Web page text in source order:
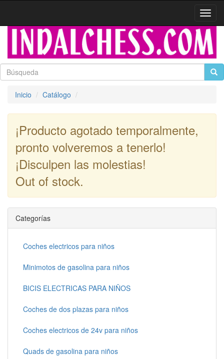
Inicio Catálogo
¡Producto agotado temporalmente,
pronto volveremos a tenerlo!
¡Disculpen las molestias!
Out of stock.
Categorías
Coches electricos para niños
Minimotos de gasolina para niños
BICIS ELECTRICAS PARA NIÑOS
Coches de dos plazas para niños
Coches electricos de 24v para niños
Quads de gasolina para niños